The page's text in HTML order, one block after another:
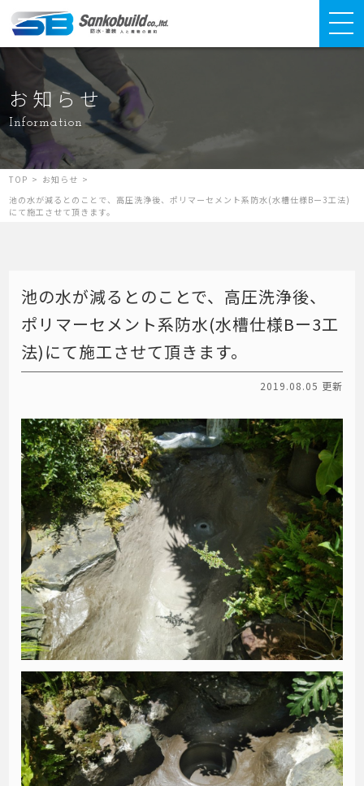
お知らせ
Information
TOP > お知らせ >
池の水が減るとのことで、高圧洗浄後、ポリマーセメント系防水(水槽仕様Bー3工法)
にて施工させて頂きます。
池の水が減るとのことで、高圧洗浄後、
ポリマーセメント系防水(水槽仕様Bー3工
法)にて施工させて頂きます。
2019.08.05 更新